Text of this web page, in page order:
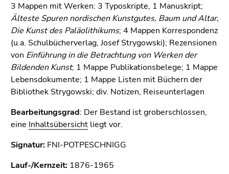
3 Mappen mit Werken: 3 Typoskripte, 1 Manuskript;
Älteste Spuren nordischen Kunstgutes, Baum und Altar,
Die Kunst des Paläolithikums; 4 Mappen Korrespondenz
(u.a. Schulbücherverlag, Josef Strygowski); Rezensionen
von Einführung in die Betrachtung von Werken der
Bildenden Kunst; 1 Mappe Publikationsbelege; 1 Mappe
Lebensdokumente; 1 Mappe Listen mit Büchern der
Bibliothek Strygowski; div. Notizen, Reiseunterlagen
Bearbeitungsgrad: Der Bestand ist groberschlossen,
eine Inhaltsübersicht liegt vor.
Signatur: FNI-POTPESCHNIGG
Lauf-/Kernzeit: 1876-1965